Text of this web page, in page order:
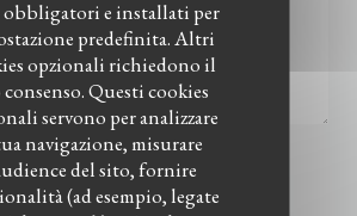
obbligatori e installati per
predefinita. Altri
opzionali richiedono il
Questi cookies
servono per analizzare
navigazione, misurare
del sito, fornire
(ad esempio, legate
hai il diritto di opporti alle chiamate commerciali
delle Opposizioni: registrodelleopposizioni.it. Per maggiori